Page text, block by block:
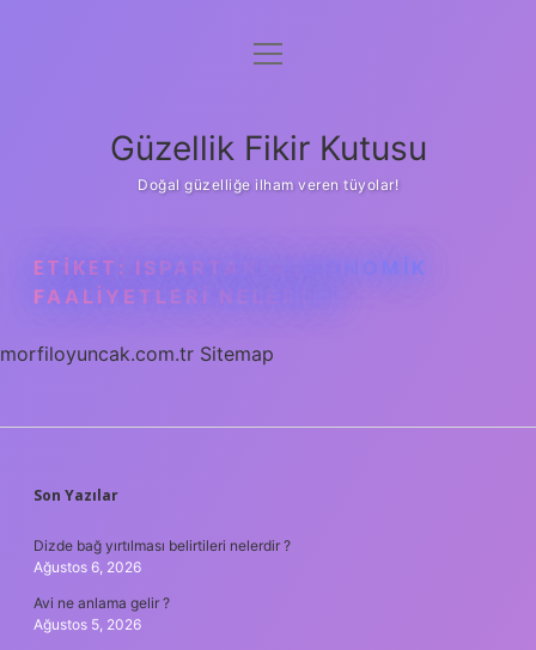
Anasayfa
Yasal Uyarı
menüyü
Güzellik Fikir Kutusu
Doğal güzelliğe ilham veren tüyolar!
ETIKET: ISPARTANIN EKONOMIK
FAALIYETLERI NELERDIR
morfiloyuncak.com.tr Sitemap
SIDEBAR
Son Yazılar
Dizde bağ yırtılması belirtileri nelerdir ?
Ağustos 6, 2026
Avi ne anlama gelir ?
Ağustos 5, 2026